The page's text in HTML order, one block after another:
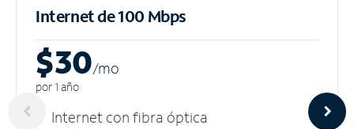
Internet de 100 Mbps
$30/mo
por 1 año
Internet con fibra óptica